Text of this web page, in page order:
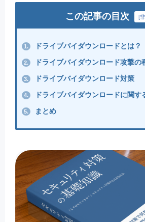
この記事の目次 [
1. ドライブバイダウンロードとは？
2. ドライブバイダウンロード攻撃の
3. ドライブバイダウンロード対策
4. ドライブバイダウンロードに関す
5. まとめ